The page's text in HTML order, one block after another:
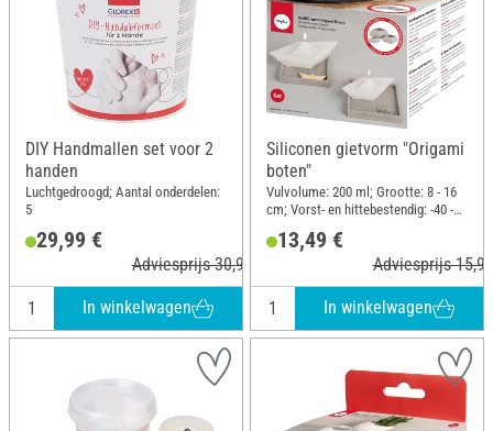
DIY Handmallen set voor 2
handen
Luchtgedroogd; Aantal onderdelen:
5
29,99 €
Adviesprijs 30,99 €
In winkelwagen
Siliconen gietvorm "Origami
boten"
Vulvolume: 200 ml; Grootte: 8 - 16
cm; Vorst- en hittebestendig: -40 -
Materiaal: Siliconen
13,49 €
Adviesprijs
In winkelwagen